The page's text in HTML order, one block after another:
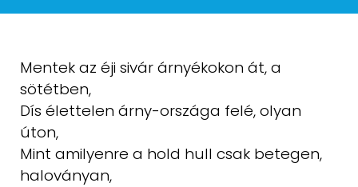
Mentek az éji sivár árnyékokon át, a
sötétben,
Dís élettelen árny-országa felé, olyan
úton,
Mint amilyenre a hold hull csak betegen,
haloványan,